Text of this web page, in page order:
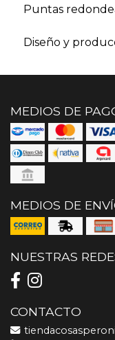
Puntas
Diseño y
MEDIOS DE
MEDIOS DE
NUESTRAS
CONTACTO